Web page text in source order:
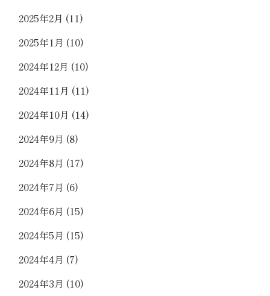
2025年2月 (11)
2025年1月 (10)
2024年12月 (10)
2024年11月 (11)
2024年10月 (14)
2024年9月 (8)
2024年8月 (17)
2024年7月 (6)
2024年6月 (15)
2024年5月 (15)
2024年4月 (7)
2024年3月 (10)